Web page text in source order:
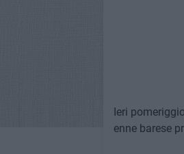
Ieri
enne barese